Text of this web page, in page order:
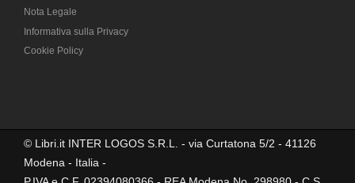
Nota Legale
Informativa sulla Privacy
Cookie Policy
© Libri.it INTER LOGOS S.R.L. - via Curtatona 5/2 - 41126
Modena - Italia -